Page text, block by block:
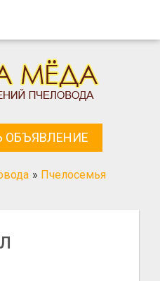
ОБЪЯВЛЕНИЕ
» Пчелосемья